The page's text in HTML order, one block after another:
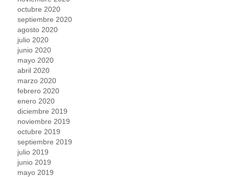
octubre 2020
septiembre 2020
agosto 2020
julio 2020
junio 2020
mayo 2020
abril 2020
marzo 2020
febrero 2020
enero 2020
diciembre 2019
noviembre 2019
octubre 2019
septiembre 2019
julio 2019
junio 2019
mayo 2019